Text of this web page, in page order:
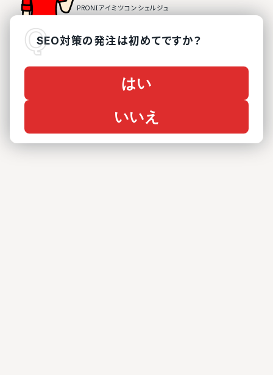
SEO対策の発注は初めてですか？
はい
いいえ